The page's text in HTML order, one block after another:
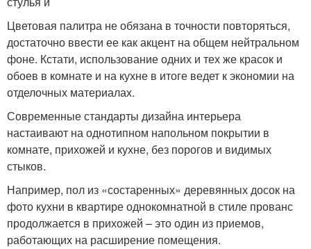
Цветовая палитра не обязана в точности повторяться,
достаточно ввести ее как акцент на общем нейтральном
фоне. Кстати, использование одних и тех же красок и
обоев в комнате и на кухне в итоге ведет к экономии на
отделочных материалах.
Современные стандарты дизайна интерьера
настаивают на однотипном напольном покрытии в
комнате, прихожей и кухне, без порогов и видимых
стыков.
Например, пол из «состаренных» деревянных досок на
фото кухни в квартире однокомнатной в стиле прованс
продолжается в прихожей – это один из приемов,
работающих на расширение помещения.